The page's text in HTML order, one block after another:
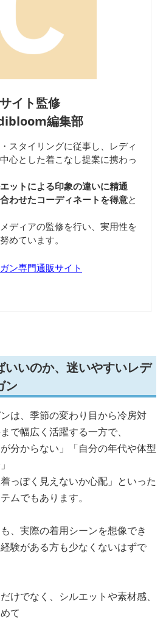
サイト監修
編集部
スタイリングに従事し、レディ
心とした着こなし提案に携わっ
ットによる印象の違いに精通
わせたコーディネートを得意と
ディアの監修を行い、実用性を
めています。
ン専門通販サイト
いいのか、迷いやすいレデ
ン
は、季節の変わり目から冷房対
で幅広く活躍する一方で、
分からない」「自分の年代や体型
っぽく見えないか心配」といった
ムでもあります。
、実際の着用シーンを想像でき
験がある方も少なくないはずで
けでなく、シルエットや素材感、
て